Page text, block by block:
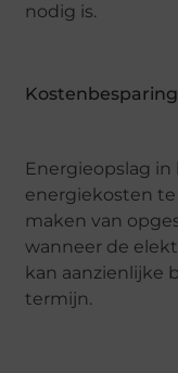
nodig is.
Kostenbesparing
Energieopslag
energiekosten
maken van
wanneer de
kan aanzienlijke
termijn.